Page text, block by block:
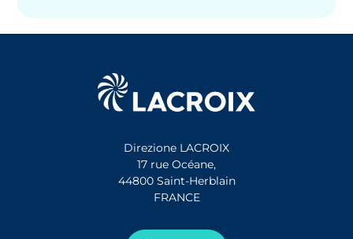
Direzione LACROIX
17 rue Océane,
44800 Saint-Herblain
FRANCE